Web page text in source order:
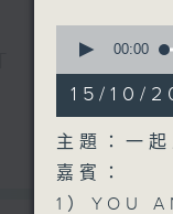
seconds
hour,
0
seconds
90%
00:00
15/10/
主題：一
嘉賓：
1）YOU